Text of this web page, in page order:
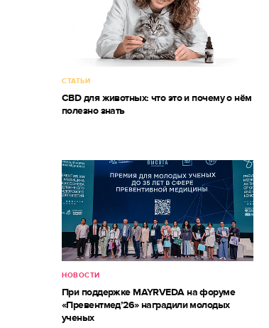
СТАТЬИ
CBD для животных: что это и почему о нём
полезно знать
НОВОСТИ
При поддержке MAYRVEDA на форуме
«Превентмед’26» наградили молодых
ученых